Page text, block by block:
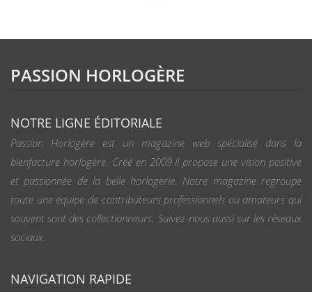
PASSION HORLOGÈRE
NOTRE LIGNE ÉDITORIALE
Passion Horlogère est un magazine web spécialisé dans la
bienfacture horlogère. Créé en 2009 il propose une vision positive
et passionnée de la belle horlogerie. Notre magazine regroupe
toute une équipe de contributeurs professionnels ou amateurs qui
souvent sont des collectionneurs. Suivez-nous aussi sur les réseaux
sociaux.
NAVIGATION RAPIDE